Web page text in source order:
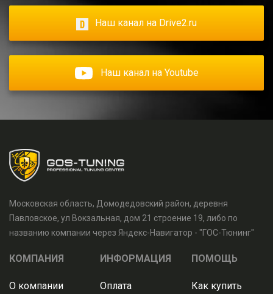
Наш канал на Drive2.ru
Наш канал на Youtube
Московская область, Домодедовский район, деревня
Павловское, ул Вокзальная, дом 21 строение 19, либо по
названию компании через Яндекс-Навигатор - "ГОС-Тюнинг"
КОМПАНИЯ
О компании
ИНФОРМАЦИЯ
Оплата
ПОМОЩЬ
Как купить